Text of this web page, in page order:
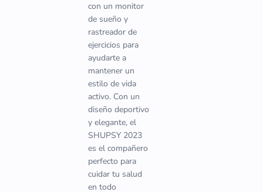
con un monitor
de sueño y
rastreador de
ejercicios para
ayudarte a
mantener un
estilo de vida
activo. Con un
diseño deportivo
y elegante, el
SHUPSY 2023
es el compañero
perfecto para
cuidar tu salud
en todo